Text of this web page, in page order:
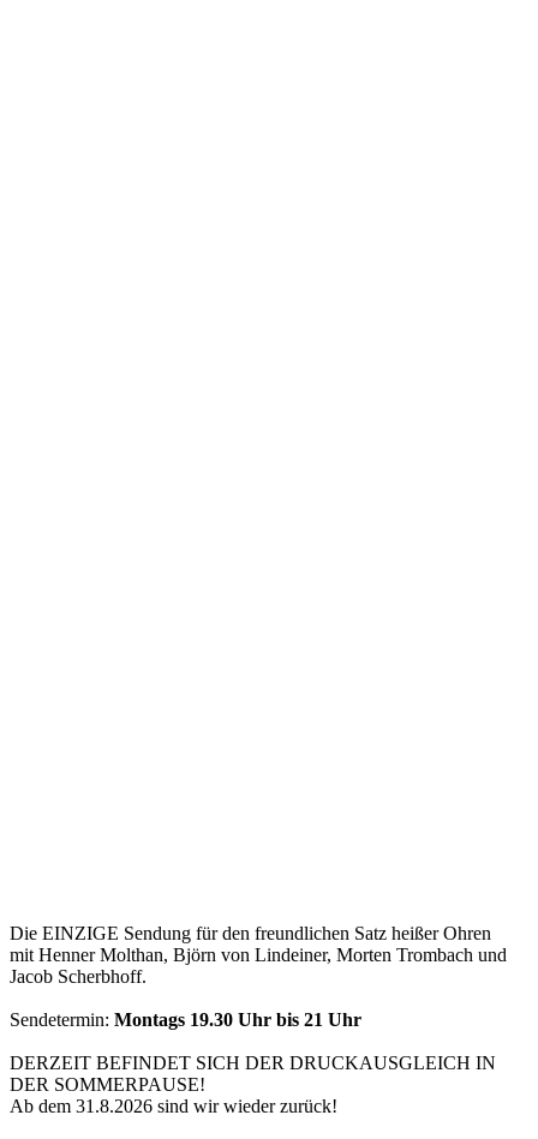
Die EINZIGE Sendung für den freundlichen Satz heißer Ohren
mit Henner Molthan, Björn von Lindeiner, Morten Trombach und
Jacob Scherbhoff.
Sendetermin: Montags 19.30 Uhr bis 21 Uhr
DERZEIT BEFINDET SICH DER DRUCKAUSGLEICH IN
DER SOMMERPAUSE!
Ab dem 31.8.2026 sind wir wieder zurück!